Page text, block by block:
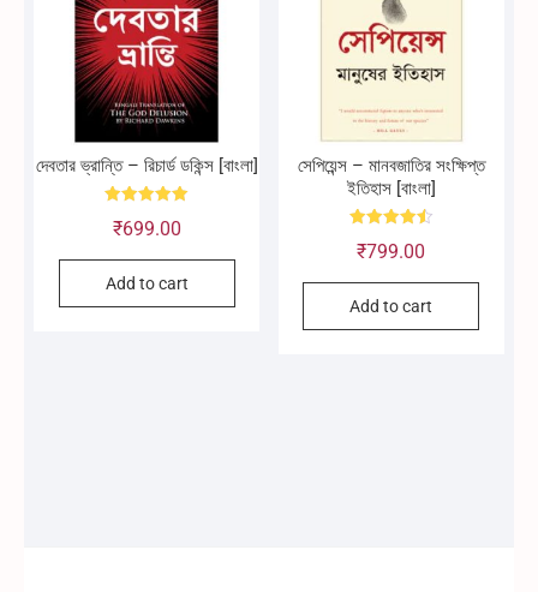
দেবতার ভ্রান্তি – রিচার্ড ডকিন্স [বাংলা]
5.00
₹699.00
Add to cart
সেপিয়েন্স – মানবজাতির সংক্ষিপ্ত
ইতিহাস [বাংলা]
4.50
₹799.00
Add to cart